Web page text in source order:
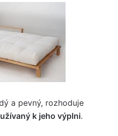
a pevný, rozhoduje
k jeho výplni.